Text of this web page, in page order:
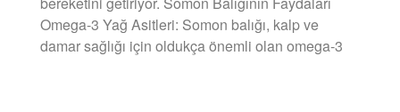
Omega-3 Yağ Asitleri: Somon balığı, kalp ve
damar sağlığı için oldukça önemli olan omega-3